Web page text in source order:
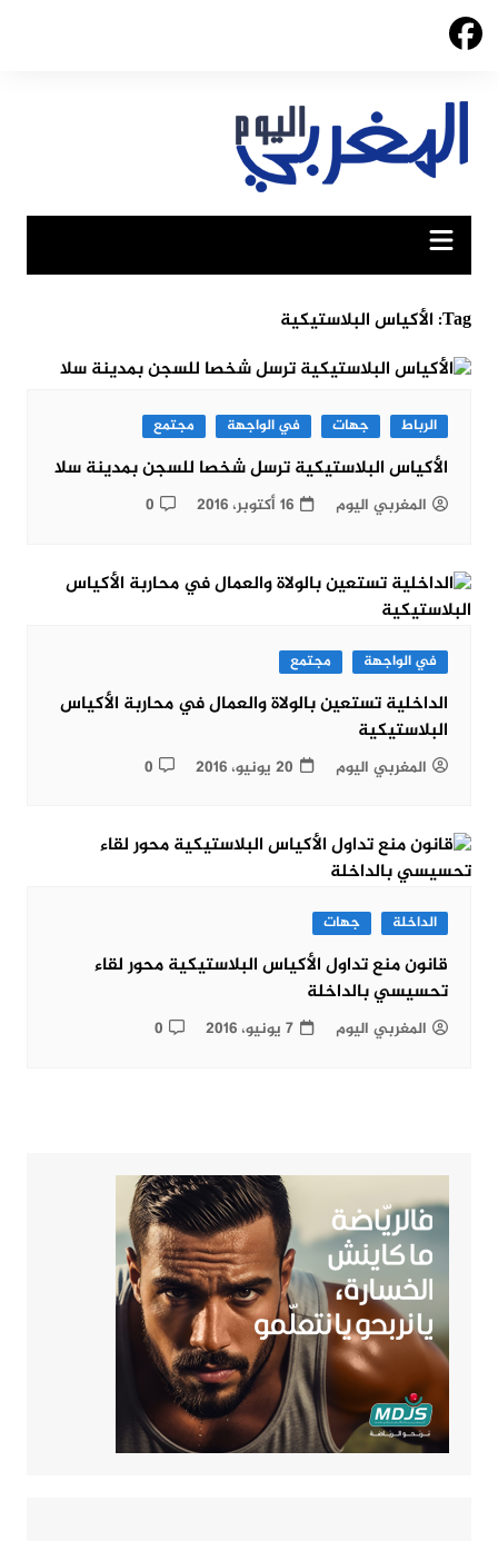
Skip
Tag: الأكياس البلاستيكية
الرباط جهات في الواجهة مجتمع
الأكياس البلاستيكية ترسل شخصا للسجن بمدينة سلا
المغربي اليوم 16 أكتوبر، 2016 0
في الواجهة مجتمع
الداخلية تستعين بالولاة والعمال في محاربة الأكياس
البلاستيكية
المغربي اليوم 20 يونيو، 2016 0
الداخلة جهات
قانون منع تداول الأكياس البلاستيكية محور لقاء
تحسيسي بالداخلة
المغربي اليوم 7 يونيو، 2016 0